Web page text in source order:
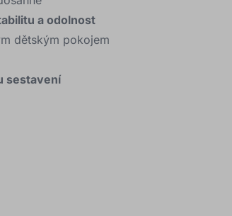
a odolnost
dětským pokojem
sestavení